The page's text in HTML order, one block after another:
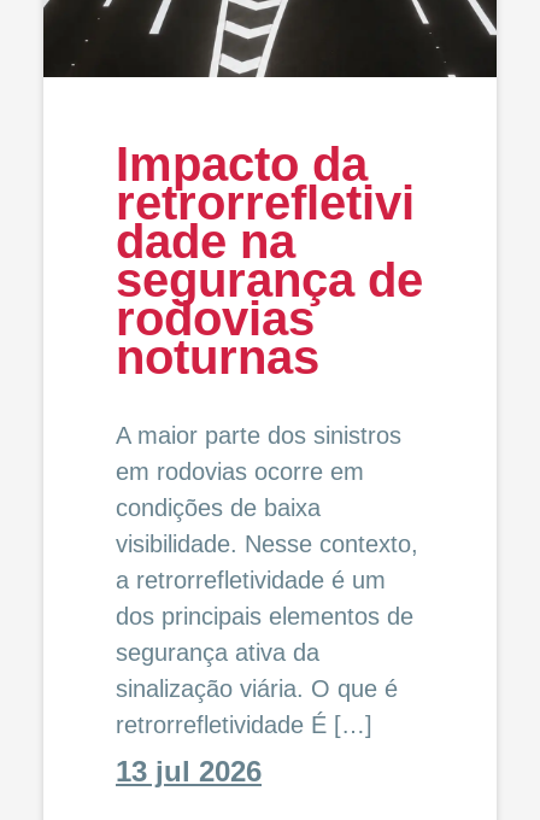
Impacto da
retrorrefletivi
dade na
segurança de
rodovias
noturnas
A maior parte dos sinistros
em rodovias ocorre em
condições de baixa
visibilidade. Nesse contexto,
a retrorrefletividade é um
dos principais elementos de
segurança ativa da
sinalização viária. O que é
retrorrefletividade É […]
13 jul 2026